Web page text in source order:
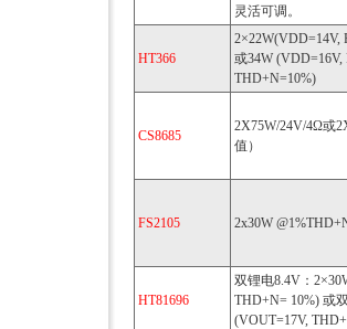
灵活可调。
HT366
2×22W(VDD=14V,
或34W
THD+N=10%)
CS8685
2X75W/24V/4Ω或
值）
FS2105 2x30W
HT81696
双锂电8.4V：
THD+N= 10%) 或
(VOUT=17V,